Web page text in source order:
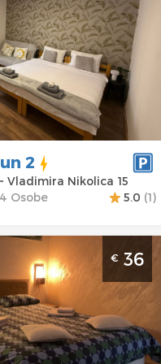
Gosti:4
Kvadratura :45
m2
Struktura :
Dvosoban
2
Vladimira Nikolica 15
Osobe
5.0 (1)
Luter Beograd
Gosti:2
Kvadratura :24
€ 36